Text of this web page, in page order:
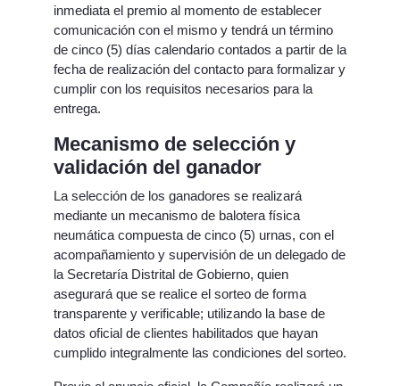
inmediata el premio al momento de establecer
comunicación con el mismo y tendrá un término
de cinco (5) días calendario contados a partir de la
fecha de realización del contacto para formalizar y
cumplir con los requisitos necesarios para la
entrega.
Mecanismo de selección y
validación del ganador
La selección de los ganadores se realizará
mediante un mecanismo de balotera física
neumática compuesta de cinco (5) urnas, con el
acompañamiento y supervisión de un delegado de
la Secretaría Distrital de Gobierno, quien
asegurará que se realice el sorteo de forma
transparente y verificable; utilizando la base de
datos oficial de clientes habilitados que hayan
cumplido integralmente las condiciones del sorteo.